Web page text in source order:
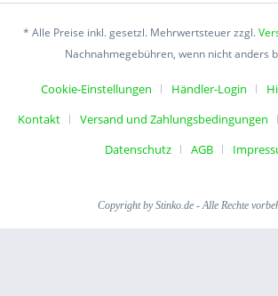
* Alle Preise inkl. gesetzl. Mehrwertsteuer zzgl.
Nachnahmegebühren, wenn nicht anders
Cookie-Einstellungen Händler-Login
Kontakt
Versand und Zahlungsbedingungen
Datenschutz
AGB
Copyright by Stinko.de - Alle Rechte